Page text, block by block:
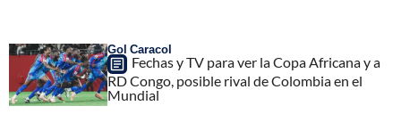
Gol Caracol
Fechas y TV para ver la Copa Africana y a
RD Congo, posible rival de Colombia en el
Mundial